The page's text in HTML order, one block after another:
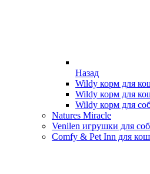
Назад
Wildy корм для
Wildy корм для
Wildy корм для
Natures Miracle
Venilen игрушки для
Comfy & Pet Inn для